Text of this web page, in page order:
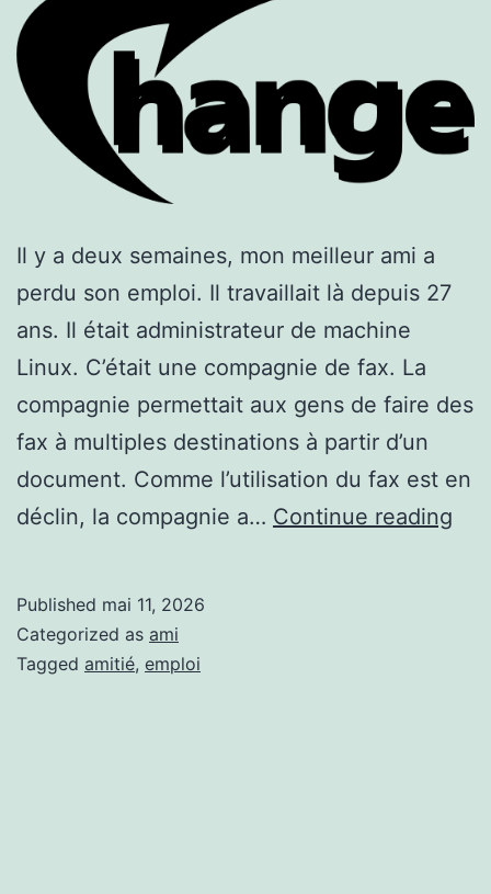
Il y a deux semaines, mon meilleur ami a
perdu son emploi. Il travaillait là depuis 27
ans. Il était administrateur de machine
Linux. C’était une compagnie de fax. La
compagnie permettait aux gens de faire des
fax à multiples destinations à partir d’un
document. Comme l’utilisation du fax est en
déclin, la compagnie a… Continue reading
Published mai 11, 2026
Categorized as ami
Tagged amitié, emploi